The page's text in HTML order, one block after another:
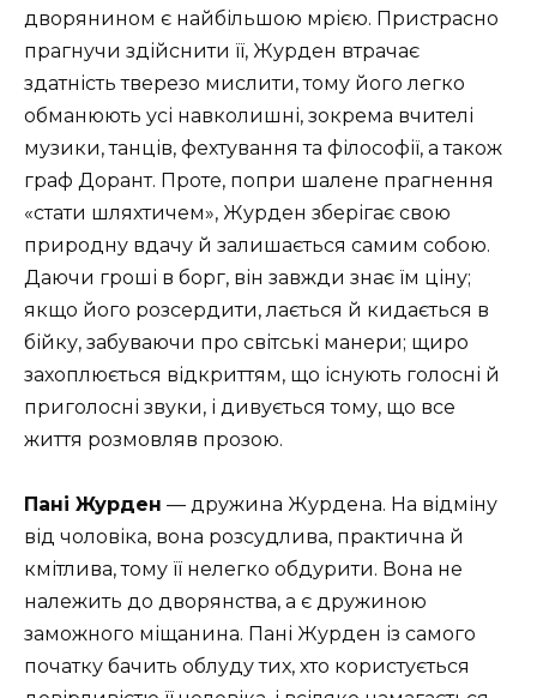
дворянином є найбільшою мрією. Пристрасно
прагнучи здійснити її, Журден втрачає
здатність тверезо мислити, тому його легко
обманюють усі навколишні, зокрема вчителі
музики, танців, фехтування та філософії, а також
граф Дорант. Проте, попри шалене прагнення
«стати шляхтичем», Журден зберігає свою
природну вдачу й залишається самим собою.
Даючи гроші в борг, він завжди знає їм ціну;
якщо його розсердити, лається й кидається в
бійку, забуваючи про світські манери; щиро
захоплюється відкриттям, що існують голосні й
приголосні звуки, і дивується тому, що все
життя розмовляв прозою.
Пані Журден — дружина Журдена. На відміну
від чоловіка, вона розсудлива, практична й
кмітлива, тому її нелегко обдурити. Вона не
належить до дворянства, а є дружиною
заможного міщанина. Пані Журден із самого
початку бачить облуду тих, хто користується